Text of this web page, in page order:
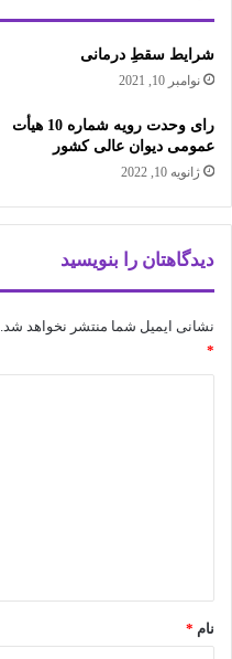
شرایط سقطِ درمانی
نوامبر 10, 2021
رای وحدت رویه شماره 10 هیأت
عمومی دیوان عالی کشور
ژانویه 10, 2022
دیدگاهتان را بنویسید
نشانی ایمیل شما منتشر نخواهد شد.
*
نام *